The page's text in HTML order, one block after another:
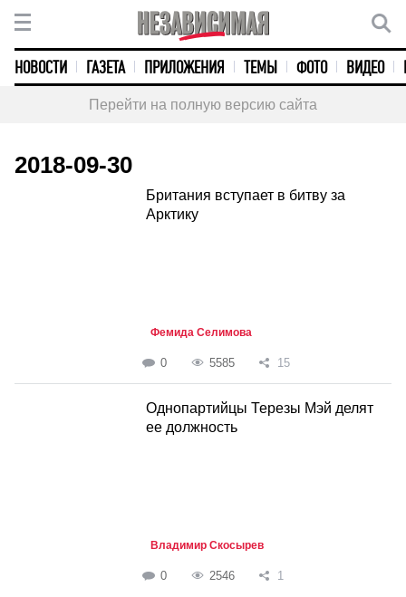
НОВОСТИ ГАЗЕТА ПРИЛОЖЕНИЯ ТЕМЫ ФОТО ВИДЕО
Перейти на полную версию сайта
2018-09-30
Британия вступает в битву за
Арктику
Фемида Селимова
0 5585 15
Однопартийцы Терезы Мэй делят
ее должность
Владимир Скосырев
0 2546 1